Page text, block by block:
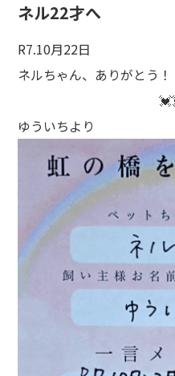
ネル22才へ
R7.10月22日
ネルちゃん、ありがとう！
ゆういちより